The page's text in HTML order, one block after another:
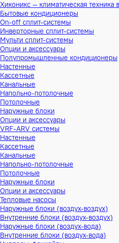
Хиконикс — климатическая
Бытовые кондиционеры
On-off сплит-системы
Инверторные сплит-системы
Мульти сплит-системы
Опции и аксессуары
Полупромышленные
Настенные
Кассетные
Канальные
Напольно-потолочные
Потолочные
Наружные блоки
Опции и аксессуары
VRF-ARV системы
Настенные
Кассетные
Канальные
Напольно-потолочные
Потолочные
Наружные блоки
Опции и аксессуары
Тепловые насосы
Наружные блоки (воздух-воздух)